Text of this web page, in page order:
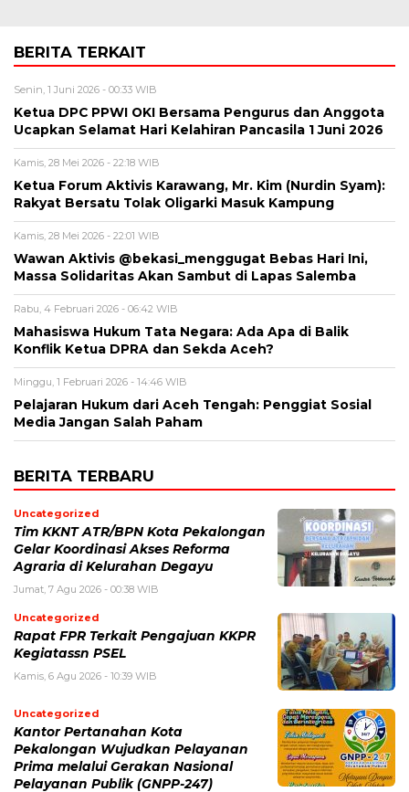
BERITA TERKAIT
Senin, 1 Juni 2026 - 00:33 WIB
Ketua DPC PPWI OKI Bersama Pengurus dan Anggota
Ucapkan Selamat Hari Kelahiran Pancasila 1 Juni 2026
Kamis, 28 Mei 2026 - 22:18 WIB
Ketua Forum Aktivis Karawang, Mr. Kim (Nurdin Syam):
Rakyat Bersatu Tolak Oligarki Masuk Kampung
Kamis, 28 Mei 2026 - 22:01 WIB
Wawan Aktivis @bekasi_menggugat Bebas Hari Ini,
Massa Solidaritas Akan Sambut di Lapas Salemba
Rabu, 4 Februari 2026 - 06:42 WIB
Mahasiswa Hukum Tata Negara: Ada Apa di Balik
Konflik Ketua DPRA dan Sekda Aceh?
Minggu, 1 Februari 2026 - 14:46 WIB
Pelajaran Hukum dari Aceh Tengah: Penggiat Sosial
Media Jangan Salah Paham
BERITA TERBARU
Uncategorized
Tim KKNT ATR/BPN Kota Pekalongan
Gelar Koordinasi Akses Reforma
Agraria di Kelurahan Degayu
Jumat, 7 Agu 2026 - 00:38 WIB
Uncategorized
Rapat FPR Terkait Pengajuan KKPR
Kegiatassn PSEL
Kamis, 6 Agu 2026 - 10:39 WIB
Uncategorized
Kantor Pertanahan Kota
Pekalongan Wujudkan Pelayanan
Prima melalui Gerakan Nasional
Pelayanan Publik (GNPP-247)